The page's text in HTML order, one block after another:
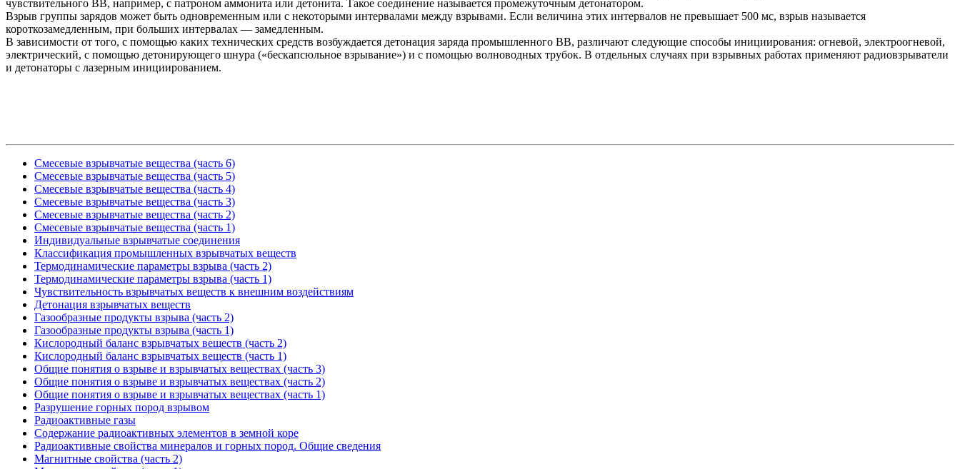
чувствительного ВВ, например, с патроном аммонита или детонита. Такое соединение называется промежуточным детонатором.
Взрыв группы зарядов может быть одновременным или с некоторыми интервалами между взрывами. Если величина этих интервалов не превышает 500 мс, взрыв называется
короткозамедленным, при больших интервалах — замедленным.
В зависимости от того, с помощью каких технических средств возбуждается детонация заряда промышленного ВВ, различают следующие способы инициирования: огневой, электроогневой,
электрический, с помощью детонирующего шнура («бескапсюльное взрывание») и с помощью волноводных трубок. В отдельных случаях при взрывных работах применяют радиовзрыватели
и детонаторы с лазерным инициированием.
Смесевые взрывчатые вещества (часть 6)
Смесевые взрывчатые вещества (часть 5)
Смесевые взрывчатые вещества (часть 4)
Смесевые взрывчатые вещества (часть 3)
Смесевые взрывчатые вещества (часть 2)
Смесевые взрывчатые вещества (часть 1)
Индивидуальные взрывчатые соединения
Классификация промышленных взрывчатых веществ
Термодинамические параметры взрыва (часть 2)
Термодинамические параметры взрыва (часть 1)
Чувствительность взрывчатых веществ к внешним воздействиям
Детонация взрывчатых веществ
Газообразные продукты взрыва (часть 2)
Газообразные продукты взрыва (часть 1)
Кислородный баланс взрывчатых веществ (часть 2)
Кислородный баланс взрывчатых веществ (часть 1)
Общие понятия о взрыве и взрывчатых веществах (часть 3)
Общие понятия о взрыве и взрывчатых веществах (часть 2)
Общие понятия о взрыве и взрывчатых веществах (часть 1)
Разрушение горных пород взрывом
Радиоактивные газы
Содержание радиоактивных элементов в земной коре
Радиоактивные свойства минералов и горных пород. Общие сведения
Магнитные свойства (часть 2)